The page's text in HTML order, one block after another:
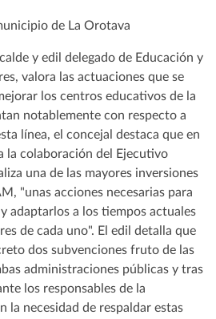
y edil delegado de Educación y
valora las actuaciones que se
los centros educativos de la
notablemente con respecto a
línea, el concejal destaca que en
la colaboración del Ejecutivo
una de las mayores inversiones
"unas acciones necesarias para
adaptarlos a los tiempos actuales
de cada uno". El edil detalla que
dos subvenciones fruto de las
administraciones públicas y tras
los responsables de la
la necesidad de respaldar estas